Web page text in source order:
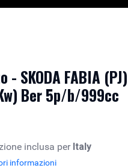
SKODA FABIA (PJ)
Ber 5p/b/999cc
inclusa per Italy
informazioni